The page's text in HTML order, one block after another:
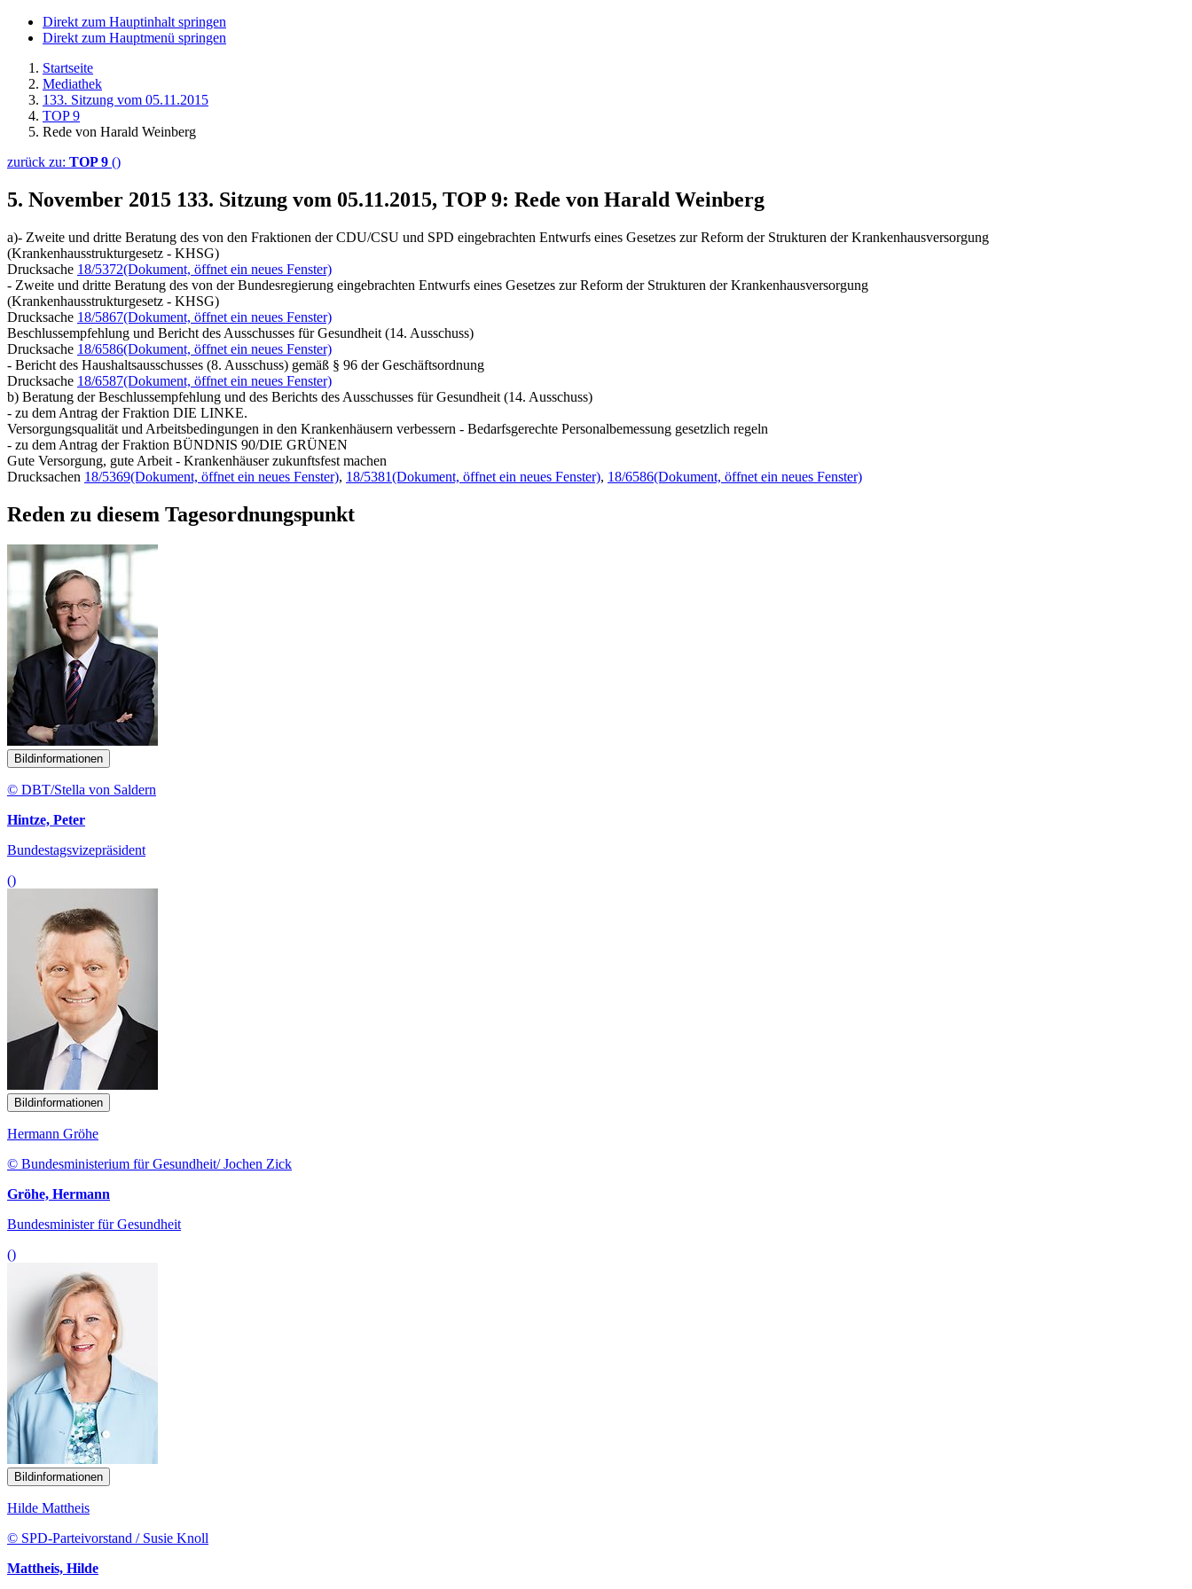
Direkt zum Hauptinhalt springen
Direkt zum Hauptmenü springen
Startseite
Mediathek
133. Sitzung vom 05.11.2015
TOP 9
Rede von Harald Weinberg
zurück zu: TOP 9 ()
5. November 2015 133. Sitzung vom 05.11.2015, TOP 9: Rede von Harald Weinberg
a)- Zweite und dritte Beratung des von den Fraktionen der CDU/CSU und SPD eingebrachten Entwurfs eines Gesetzes zur Reform der Strukturen der Krankenhausversorgung
(Krankenhausstrukturgesetz - KHSG)
Drucksache 18/5372(Dokument, öffnet ein neues Fenster)
- Zweite und dritte Beratung des von der Bundesregierung eingebrachten Entwurfs eines Gesetzes zur Reform der Strukturen der Krankenhausversorgung
(Krankenhausstrukturgesetz - KHSG)
Drucksache 18/5867(Dokument, öffnet ein neues Fenster)
Beschlussempfehlung und Bericht des Ausschusses für Gesundheit (14. Ausschuss)
Drucksache 18/6586(Dokument, öffnet ein neues Fenster)
- Bericht des Haushaltsausschusses (8. Ausschuss) gemäß § 96 der Geschäftsordnung
Drucksache 18/6587(Dokument, öffnet ein neues Fenster)
b) Beratung der Beschlussempfehlung und des Berichts des Ausschusses für Gesundheit (14. Ausschuss)
- zu dem Antrag der Fraktion DIE LINKE.
Versorgungsqualität und Arbeitsbedingungen in den Krankenhäusern verbessern - Bedarfsgerechte Personalbemessung gesetzlich regeln
- zu dem Antrag der Fraktion BÜNDNIS 90/DIE GRÜNEN
Gute Versorgung, gute Arbeit - Krankenhäuser zukunftsfest machen
Drucksachen 18/5369(Dokument, öffnet ein neues Fenster), 18/5381(Dokument, öffnet ein neues Fenster), 18/6586(Dokument, öffnet ein neues Fenster)
Reden zu diesem Tagesordnungspunkt
Bildinformationen
© DBT/Stella von Saldern
Hintze, Peter
Bundestagsvizepräsident
()
Bildinformationen
Hermann Gröhe
© Bundesministerium für Gesundheit/ Jochen Zick
Gröhe, Hermann
Bundesminister für Gesundheit
()
Bildinformationen
Hilde Mattheis
© SPD-Parteivorstand / Susie Knoll
Mattheis, Hilde